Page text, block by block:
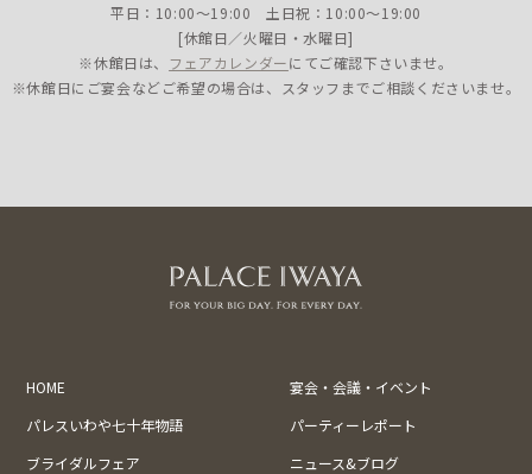
平日：10:00〜19:00 土日祝：10:00〜19:00
[休館日／火曜日・水曜日]
※休館日は、 フェアカレンダーにてご確認下さいませ。
※休館日にご宴会などご希望の場合は、スタッフまでご相談くださいませ。
HOME
宴会・会議・イベント
パレスいわや七十年物語
パーティーレポート
ブライダルフェア
ニュース&ブログ